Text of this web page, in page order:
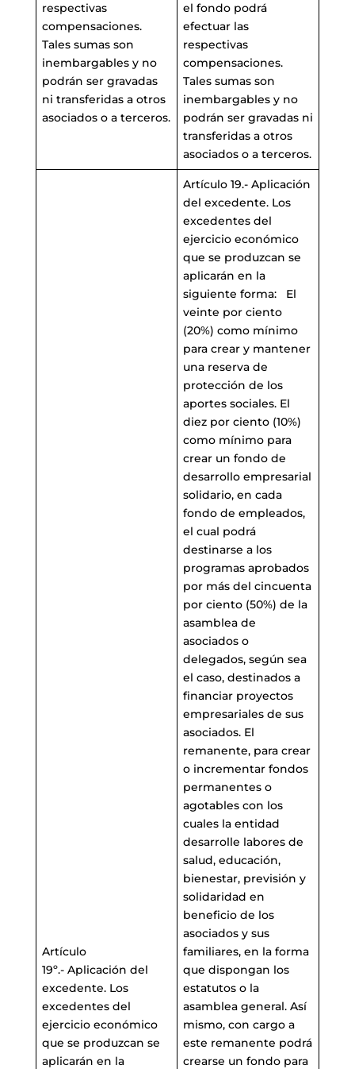
respectivas
compensaciones.
Tales sumas son
inembargables y no
podrán ser gravadas
ni transferidas a otros
asociados o a terceros.
el fondo podrá
efectuar las
respectivas
compensaciones.
Tales sumas son
inembargables y no
podrán ser gravadas ni
transferidas a otros
asociados o a terceros.
Artículo
19º.- Aplicación del
excedente. Los
excedentes del
ejercicio económico
que se produzcan se
aplicarán en la
Artículo 19.- Aplicación
del excedente. Los
excedentes del
ejercicio económico
que se produzcan se
aplicarán en la
siguiente forma: El
veinte por ciento
(20%) como mínimo
para crear y mantener
una reserva de
protección de los
aportes sociales. El
diez por ciento (10%)
como mínimo para
crear un fondo de
desarrollo empresarial
solidario, en cada
fondo de empleados,
el cual podrá
destinarse a los
programas aprobados
por más del cincuenta
por ciento (50%) de la
asamblea de
asociados o
delegados, según sea
el caso, destinados a
financiar proyectos
empresariales de sus
asociados. El
remanente, para crear
o incrementar fondos
permanentes o
agotables con los
cuales la entidad
desarrolle labores de
salud, educación,
bienestar, previsión y
solidaridad en
beneficio de los
asociados y sus
familiares, en la forma
que dispongan los
estatutos o la
asamblea general. Así
mismo, con cargo a
este remanente podrá
crearse un fondo para